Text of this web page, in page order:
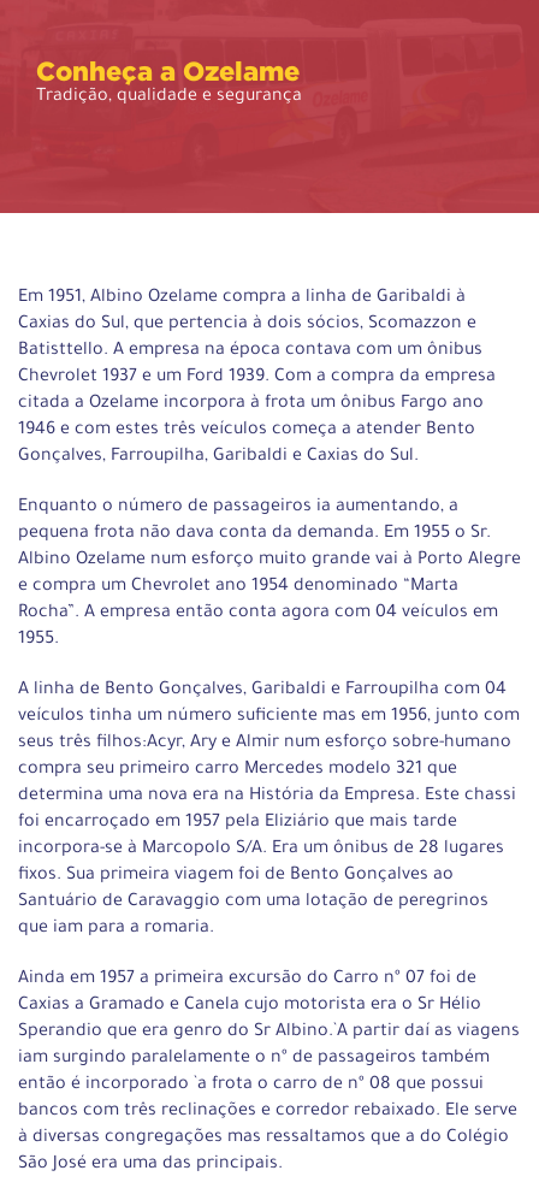
Conheça a Ozelame
Tradição, qualidade e segurança
Em 1951, Albino Ozelame compra a linha de Garibaldi à
Caxias do Sul, que pertencia à dois sócios, Scomazzon e
Batisttello. A empresa na época contava com um ônibus
Chevrolet 1937 e um Ford 1939. Com a compra da empresa
citada a Ozelame incorpora à frota um ônibus Fargo ano
1946 e com estes três veículos começa a atender Bento
Gonçalves, Farroupilha, Garibaldi e Caxias do Sul.
Enquanto o número de passageiros ia aumentando, a
pequena frota não dava conta da demanda. Em 1955 o Sr.
Albino Ozelame num esforço muito grande vai à Porto Alegre
e compra um Chevrolet ano 1954 denominado “Marta
Rocha”. A empresa então conta agora com 04 veículos em
1955.
A linha de Bento Gonçalves, Garibaldi e Farroupilha com 04
veículos tinha um número suficiente mas em 1956, junto com
seus três filhos:Acyr, Ary e Almir num esforço sobre-humano
compra seu primeiro carro Mercedes modelo 321 que
determina uma nova era na História da Empresa. Este chassi
foi encarroçado em 1957 pela Eliziário que mais tarde
incorpora-se à Marcopolo S/A. Era um ônibus de 28 lugares
fixos. Sua primeira viagem foi de Bento Gonçalves ao
Santuário de Caravaggio com uma lotação de peregrinos
que iam para a romaria.
Ainda em 1957 a primeira excursão do Carro nº 07 foi de
Caxias a Gramado e Canela cujo motorista era o Sr Hélio
Sperandio que era genro do Sr Albino.`A partir daí as viagens
iam surgindo paralelamente o nº de passageiros também
então é incorporado `a frota o carro de nº 08 que possui
bancos com três reclinações e corredor rebaixado. Ele serve
à diversas congregações mas ressaltamos que a do Colégio
São José era uma das principais.